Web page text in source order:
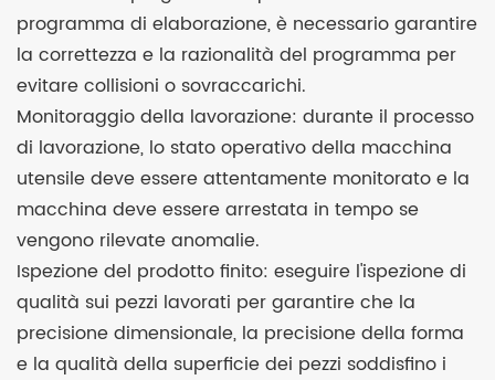
programma di elaborazione, è necessario garantire
la correttezza e la razionalità del programma per
evitare collisioni o sovraccarichi.
Monitoraggio della lavorazione: durante il processo
di lavorazione, lo stato operativo della macchina
utensile deve essere attentamente monitorato e la
macchina deve essere arrestata in tempo se
vengono rilevate anomalie.
Ispezione del prodotto finito: eseguire l'ispezione di
qualità sui pezzi lavorati per garantire che la
precisione dimensionale, la precisione della forma
e la qualità della superficie dei pezzi soddisfino i